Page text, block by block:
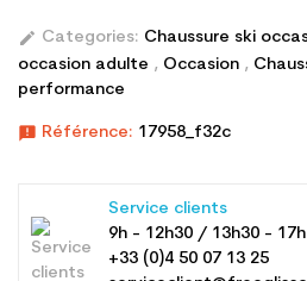
edit Categories: Chaussure ski
occasion adulte , Occasion ,
performance
announcement Référence: 17958_f32c
Service clients
9h - 12h30 / 13h30 -
+33 (0)4 50 07 13 25